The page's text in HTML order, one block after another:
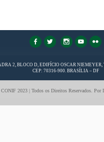
2, BLOCO D, EDIFÍCIO OSCAR NIEMEYER,
CEP: 70316-900. BRASÍLIA – DF
CONIF 2023 | Todos os Direitos Reservados. Por